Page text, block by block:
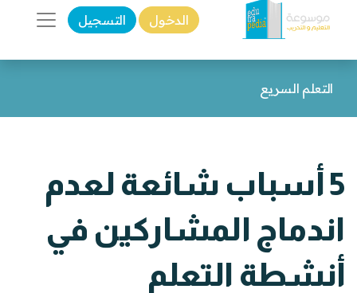
الدخول التسجيل
التعلم السريع
5 أسباب شائعة لعدم
اندماج المشاركين في
أنشطة التعلم